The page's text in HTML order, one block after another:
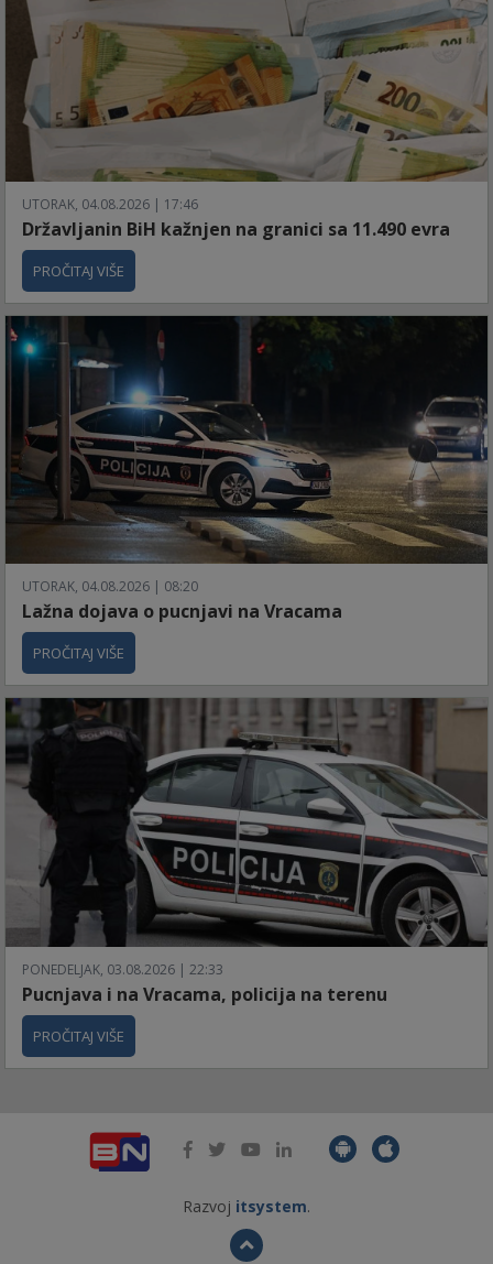
UTORAK, 04.08.2026 | 17:46
Državljanin BiH kažnjen na granici sa 11.490 evra
PROČITAJ VIŠE
UTORAK, 04.08.2026 | 08:20
Lažna dojava o pucnjavi na Vracama
PROČITAJ VIŠE
PONEDELJAK, 03.08.2026 | 22:33
Pucnjava i na Vracama, policija na terenu
PROČITAJ VIŠE
Razvoj itsystem.